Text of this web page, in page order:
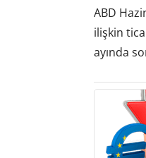
ABD
ilişkin
ayında